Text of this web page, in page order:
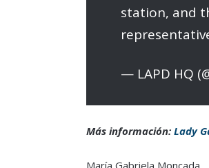
station, and
— LAPD HQ
Más información: Lady
María Gabriela Moncada